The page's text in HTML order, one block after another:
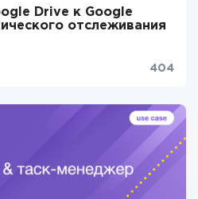
Drive к Google
отслеживания
404